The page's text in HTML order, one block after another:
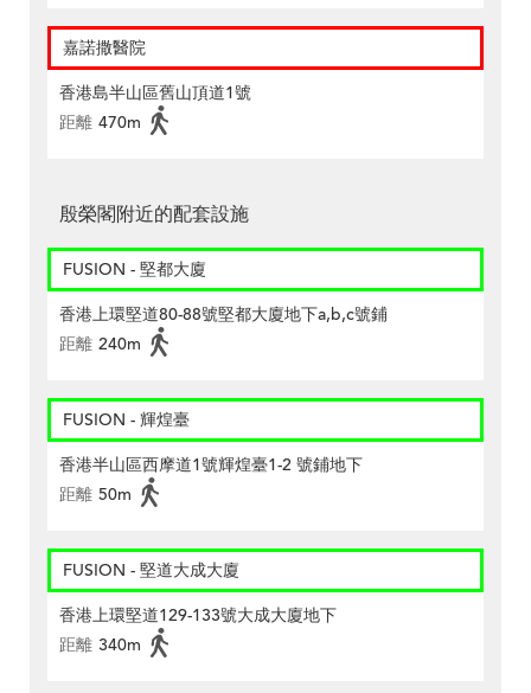
嘉諾撒醫院
香港島半山區舊山頂道1號
距離 470m
殷榮閣附近的配套設施
FUSION - 堅都大廈
香港上環堅道80-88號堅都大廈地下a,b,c號鋪
距離 240m
FUSION - 輝煌臺
香港半山區西摩道1號輝煌臺1-2 號鋪地下
距離 50m
FUSION - 堅道大成大廈
香港上環堅道129-133號大成大廈地下
距離 340m